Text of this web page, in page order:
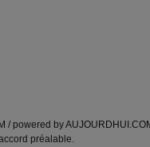
/ powered by
préalable.